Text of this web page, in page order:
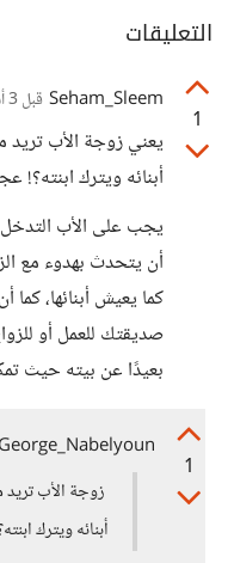
التعليقات
1
Seham_Sleem قبل 3 أشهر
يعني زوجة الأب تريد
أبنائه ويترك ابنته؟!
يجب على الأب التدخل
أن يتحدث بهدوء مع
كما يعيش أبنائها،
صديقتك للعمل أو
بعيدًا عن بيته حيث
1
George_Nabelyoun
زوجة الأب تريد
أبنائه ويترك